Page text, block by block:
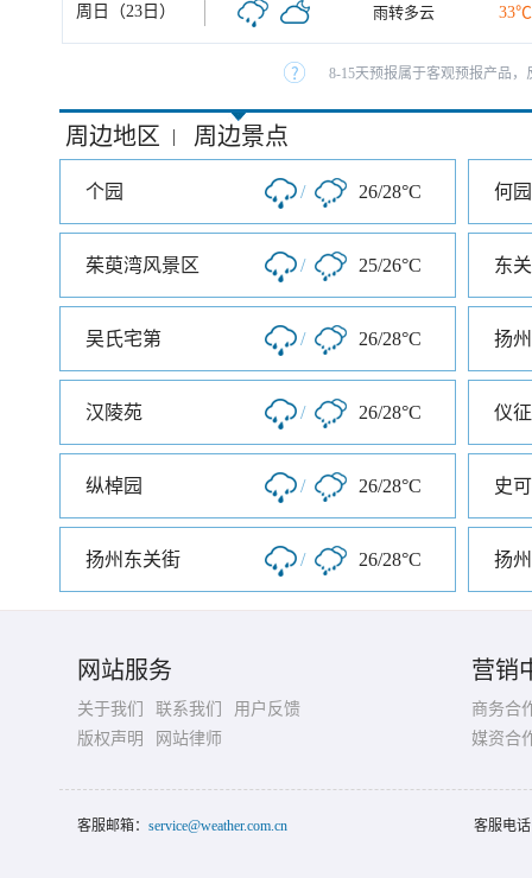
周日（23日） 雨转多云 33℃
8-15天预报属于客观预报产品
周边地区 | 周边景点
个园 / 26/28°C 何园
茱萸湾风景区 / 25/26°C 东
吴氏宅第 / 26/28°C
汉陵苑 / 26/28°C 仪
纵棹园 / 26/28°C 史
扬州东关街 / 26/28°C 扬
网站服务
关于我们 联系我们
用户反馈
版权声明
网站律师
营销
商务合
媒资合
客服邮箱： service@weather.com.cn 客服电